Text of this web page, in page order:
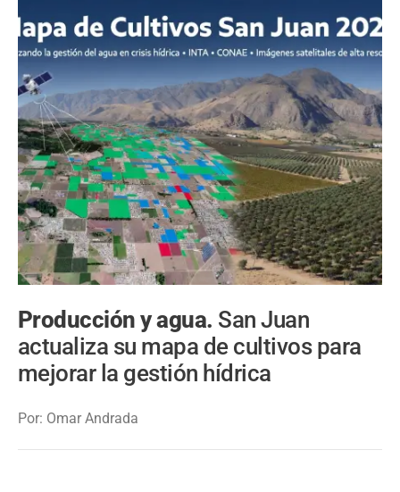
Producción y agua. San Juan
actualiza su mapa de cultivos para
mejorar la gestión hídrica
Por: Omar Andrada